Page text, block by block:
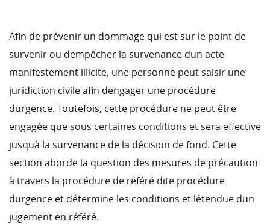
Afin de prévenir un dommage qui est sur le point de
survenir ou dempêcher la survenance dun acte
manifestement illicite, une personne peut saisir une
juridiction civile afin dengager une procédure
durgence. Toutefois, cette procédure ne peut être
engagée que sous certaines conditions et sera effective
jusquà la survenance de la décision de fond. Cette
section aborde la question des mesures de précaution
à travers la procédure de référé dite procédure
durgence et détermine les conditions et létendue dun
jugement en référé.